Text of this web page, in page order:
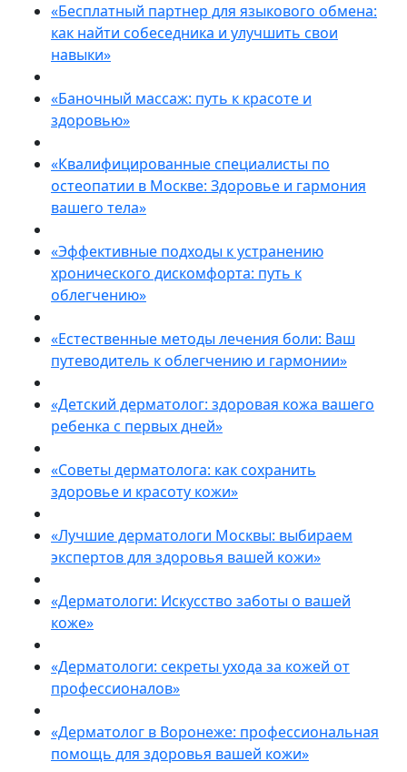
«Бесплатный партнер для языкового обмена:
как найти собеседника и улучшить свои
навыки»
«Баночный массаж: путь к красоте и
здоровью»
«Квалифицированные специалисты по
остеопатии в Москве: Здоровье и гармония
вашего тела»
«Эффективные подходы к устранению
хронического дискомфорта: путь к
облегчению»
«Естественные методы лечения боли: Ваш
путеводитель к облегчению и гармонии»
«Детский дерматолог: здоровая кожа вашего
ребенка с первых дней»
«Советы дерматолога: как сохранить
здоровье и красоту кожи»
«Лучшие дерматологи Москвы: выбираем
экспертов для здоровья вашей кожи»
«Дерматологи: Искусство заботы о вашей
коже»
«Дерматологи: секреты ухода за кожей от
профессионалов»
«Дерматолог в Воронеже: профессиональная
помощь для здоровья вашей кожи»